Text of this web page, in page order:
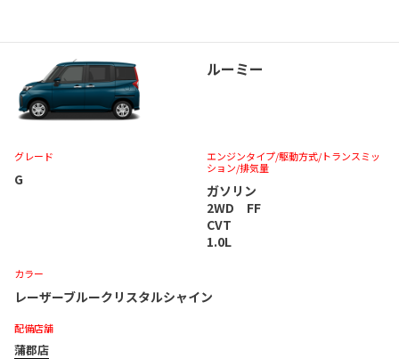
ルーミー
グレード
G
エンジンタイプ/駆動方式/トランスミッ
ション/排気量
ガソリン
2WD FF
CVT
1.0L
カラー
レーザーブルークリスタルシャイン
配備店舗
蒲郡店